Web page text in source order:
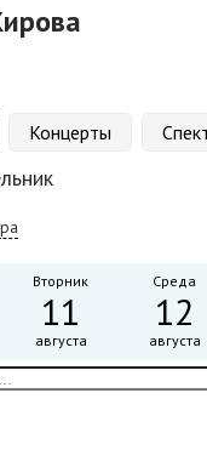
Концерты
Вторник
11
августа
Среда
12
августа